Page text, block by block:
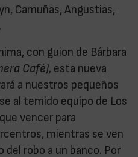
Camuñas, Angustias,
con guion de Bárbara
Café), esta nueva
a nuestros pequeños
al temido equipo de Los
vencer para
mientras se ven
robo a un banco. Por